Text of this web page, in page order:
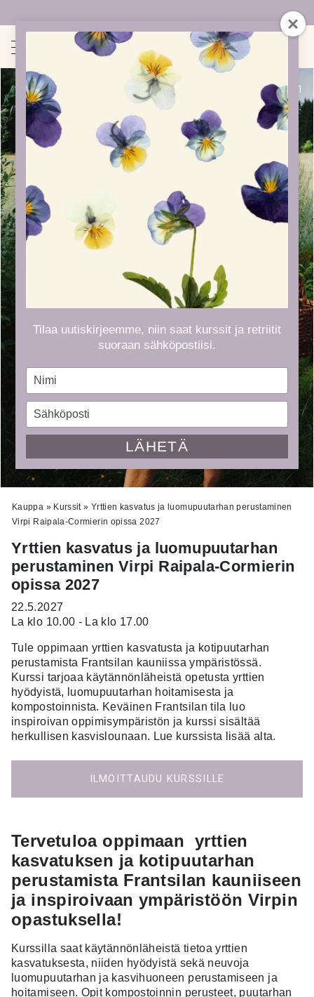
1/ 1
Kauppa » Kurssit » Yrttien kasvatus ja luomupuutarhan perustaminen
Virpi Raipala-Cormierin opissa 2027
Yrttien kasvatus ja luomupuutarhan
perustaminen Virpi Raipala-Cormierin
opissa 2027
22.5.2027
La klo 10.00 - La klo 17.00
Tule oppimaan yrttien kasvatusta ja kotipuutarhan
perustamista Frantsilan kauniissa ympäristössä.
Kurssi tarjoaa käytännönläheistä opetusta yrttien
hyödyistä, luomupuutarhan hoitamisesta ja
kompostoinnista. Keväinen Frantsilan tila luo
inspiroivan oppimisympäristön ja kurssi sisältää
herkullisen kasvislounaan. Lue kurssista lisää alta.
ILMOITTAUDU KURSSILLE
Tervetuloa oppimaan yrttien
kasvatuksen ja kotipuutarhan
perustamista Frantsilan kauniiseen
ja inspiroivaan ympäristöön Virpin
opastuksella!
Kurssilla saat käytännönläheistä tietoa yrttien
kasvatuksesta, niiden hyödyistä sekä neuvoja
luomupuutarhan ja kasvihuoneen perustamiseen ja
hoitamiseen. Opit kompostoinnin perusteet, puutarhan
Tilaa uutiskirjeemme, niin saat kurssit ja retriitit
suoraan sähköpostiisi.
Type
name
Type
LÄHETÄ